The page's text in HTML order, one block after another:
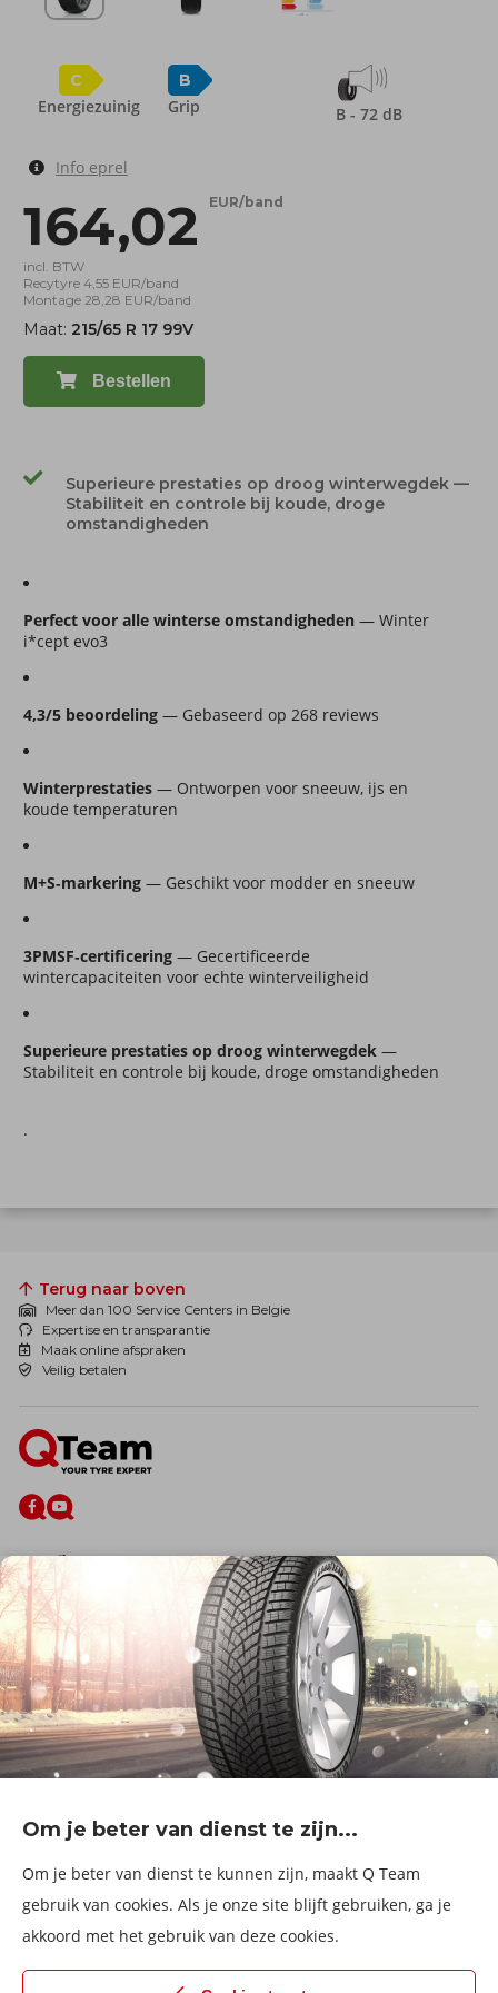
Om je beter van dienst te zijn...
Om je beter van dienst te kunnen zijn, maakt Q Team
gebruik van cookies. Als je onze site blijft gebruiken, ga je
akkoord met het gebruik van deze cookies.
C
Energiezuinig
B
Grip B - 72 dB
Info eprel
164,02 EUR/band
incl. BTW
Recytyre 4,55 EUR/band
Montage 28,28 EUR/band
Maat: 215/65 R 17 99V
Bestellen
Superieure prestaties op droog winterwegdek —
Stabiliteit en controle bij koude, droge
omstandigheden
Perfect voor alle winterse omstandigheden — Winter
i*cept evo3
4,3/5 beoordeling — Gebaseerd op 268 reviews
Winterprestaties — Ontworpen voor sneeuw, ijs en
koude temperaturen
M+S‑markering — Geschikt voor modder en sneeuw
3PMSF‑certificering — Gecertificeerde
wintercapaciteiten voor echte winterveiligheid
Superieure prestaties op droog winterwegdek —
Stabiliteit en controle bij koude, droge omstandigheden
.
Terug naar boven
Meer dan 100 Service Centers in Belgie
Expertise en transparantie
Maak online afspraken
Veilig betalen
De firma
Wie zijn wij?
Blog
Onze dienstverlening
Banden
Velgen
Diensten
Afspraak Maken
Informatie over
Professionele voertuigen
B2Bassistance
Werken bij QTeam
Maak een afspraak
Kies een service center